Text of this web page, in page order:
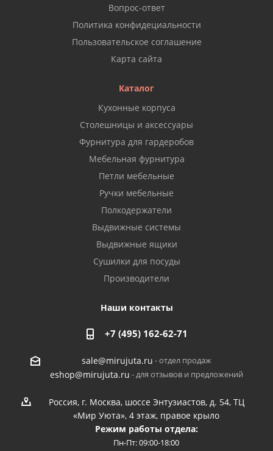
Вопрос-ответ
Политика конфидециальности
Пользовательское соглашение
Карта сайта
Каталог
Кухонные корпуса
Столешницы и аксессуары
Фурнитура для гардеробов
Мебельная фурнитура
Петли мебельные
Ручки мебельные
Полкодержатели
Выдвижные системы
Выдвижные ящики
Сушилки для посуды
Производители
Наши контакты
+7 (495) 162-62-71
sale@mirujuta.ru - отдел продаж
eshop@mirujuta.ru - для отзывов и предложений
Россия, г. Москва, шоссе Энтузиастов, д. 54, ТЦ
«Мир Уюта», 4 этаж, правое крыло
Режим работы отдела:
Пн-Пт: 09:00-18:00